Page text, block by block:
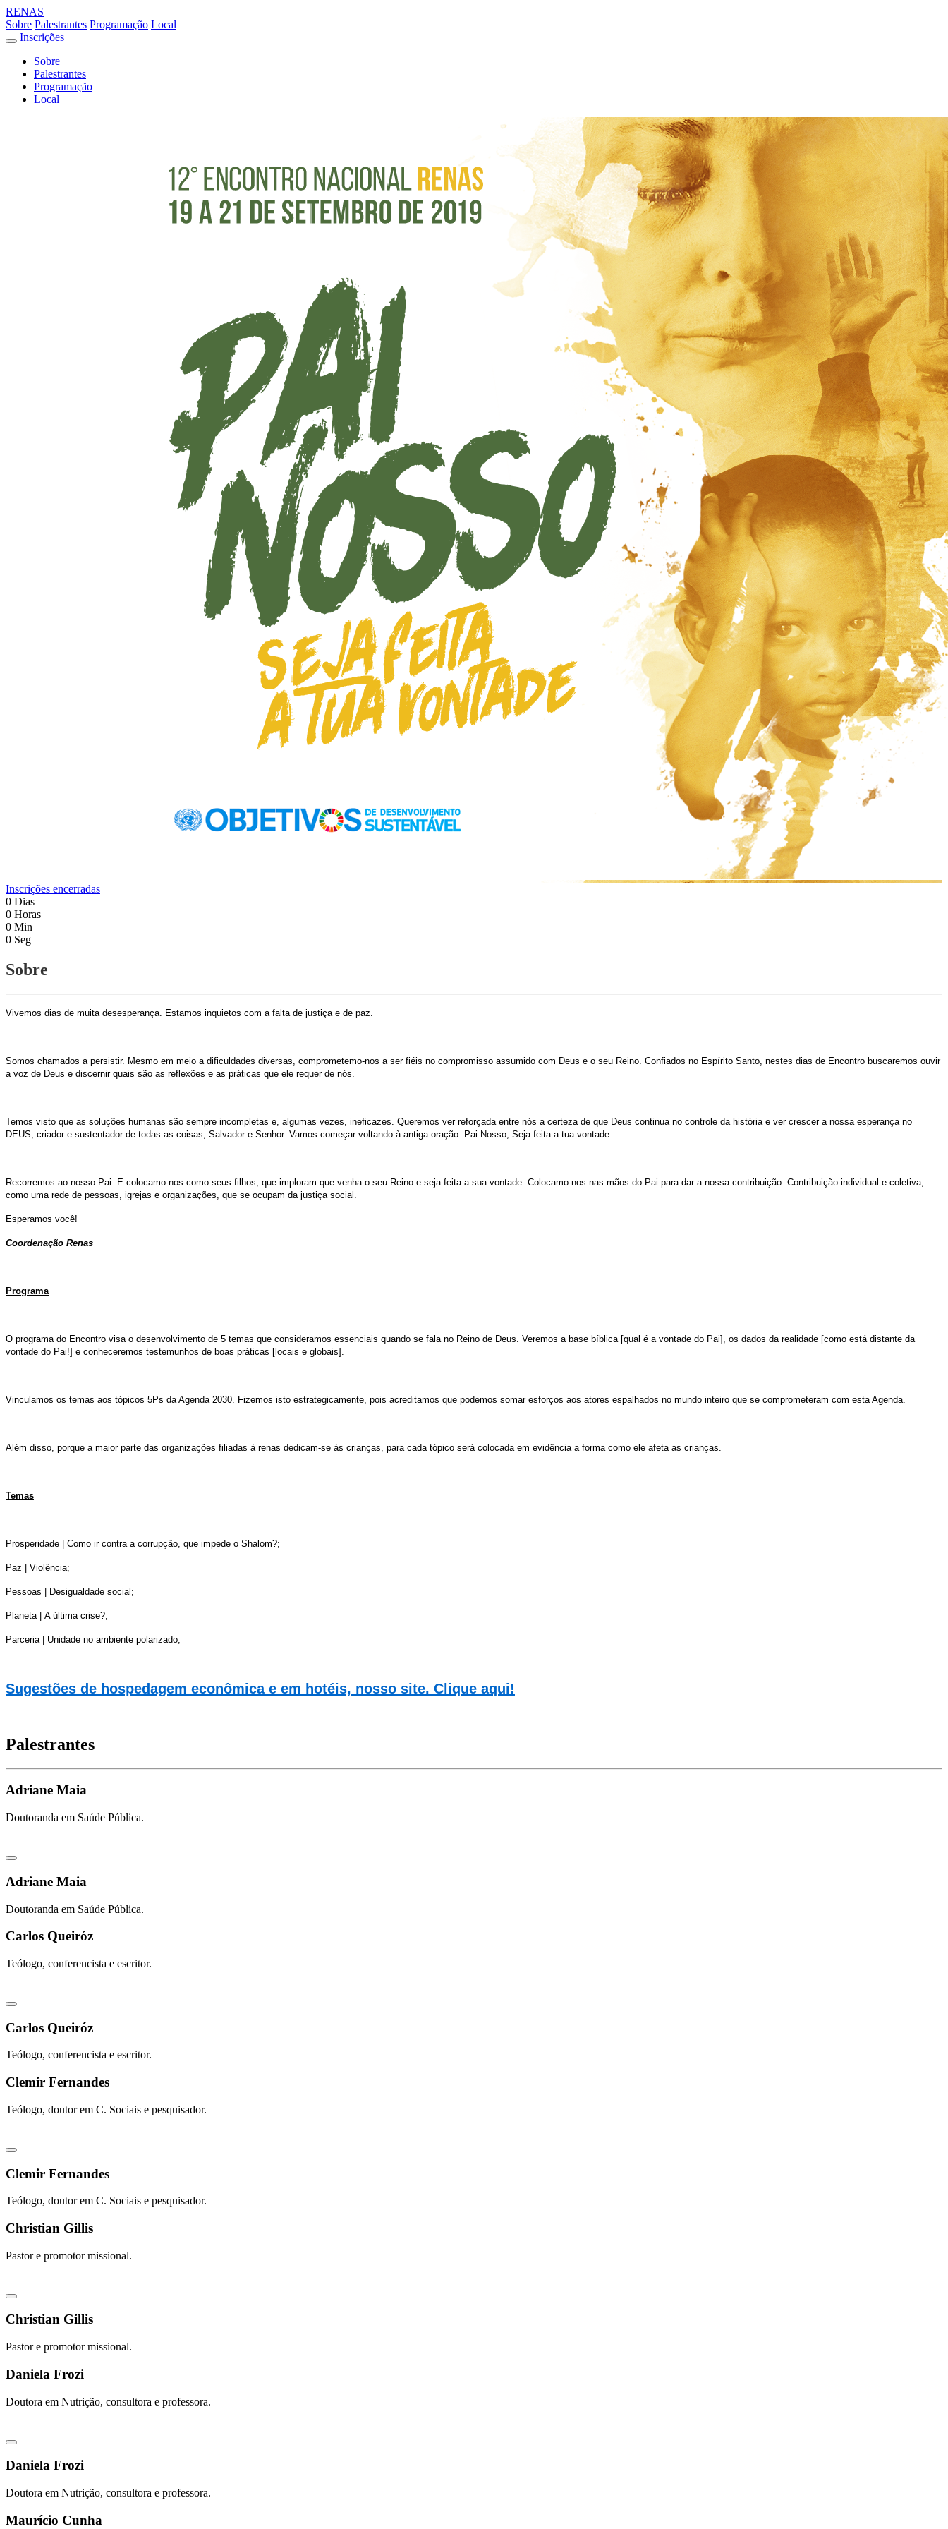
RENAS
Sobre Palestrantes Programação Local
Inscrições
Sobre
Palestrantes
Programação
Local
Inscrições encerradas
0 Dias
0 Horas
0 Min
0 Seg
Sobre
Vivemos dias de muita desesperança. Estamos inquietos com a falta de justiça e de paz.
Somos chamados a persistir. Mesmo em meio a dificuldades diversas, comprometemo-nos a ser fiéis no compromisso assumido com Deus e o seu Reino. Confiados no Espírito Santo, nestes dias de Encontro buscaremos ouvir
a voz de Deus e discernir quais são as reflexões e as práticas que ele requer de nós.
Temos visto que as soluções humanas são sempre incompletas e, algumas vezes, ineficazes. Queremos ver reforçada entre nós a certeza de que Deus continua no controle da história e ver crescer a nossa esperança no
DEUS, criador e sustentador de todas as coisas, Salvador e Senhor. Vamos começar voltando à antiga oração: Pai Nosso, Seja feita a tua vontade.
Recorremos ao nosso Pai. E colocamo-nos como seus filhos, que imploram que venha o seu Reino e seja feita a sua vontade. Colocamo-nos nas mãos do Pai para dar a nossa contribuição. Contribuição individual e coletiva,
como uma rede de pessoas, igrejas e organizações, que se ocupam da justiça social.
Esperamos você!
Coordenação Renas
Programa
O programa do Encontro visa o desenvolvimento de 5 temas que consideramos essenciais quando se fala no Reino de Deus. Veremos a base bíblica [qual é a vontade do Pai], os dados da realidade [como está distante da
vontade do Pai!] e conheceremos testemunhos de boas práticas [locais e globais].
Vinculamos os temas aos tópicos 5Ps da Agenda 2030. Fizemos isto estrategicamente, pois acreditamos que podemos somar esforços aos atores espalhados no mundo inteiro que se comprometeram com esta Agenda.
Além disso, porque a maior parte das organizações filiadas à renas dedicam-se às crianças, para cada tópico será colocada em evidência a forma como ele afeta as crianças.
Temas
Prosperidade | Como ir contra a corrupção, que impede o Shalom?;
Paz | Violência;
Pessoas | Desigualdade social;
Planeta | A última crise?;
Parceria | Unidade no ambiente polarizado;
Sugestões de hospedagem econômica e em hotéis, nosso site. Clique aqui!
Palestrantes
Adriane Maia
Doutoranda em Saúde Pública.
Adriane Maia
Doutoranda em Saúde Pública.
Carlos Queiróz
Teólogo, conferencista e escritor.
Carlos Queiróz
Teólogo, conferencista e escritor.
Clemir Fernandes
Teólogo, doutor em C. Sociais e pesquisador.
Clemir Fernandes
Teólogo, doutor em C. Sociais e pesquisador.
Christian Gillis
Pastor e promotor missional.
Christian Gillis
Pastor e promotor missional.
Daniela Frozi
Doutora em Nutrição, consultora e professora.
Daniela Frozi
Doutora em Nutrição, consultora e professora.
Maurício Cunha